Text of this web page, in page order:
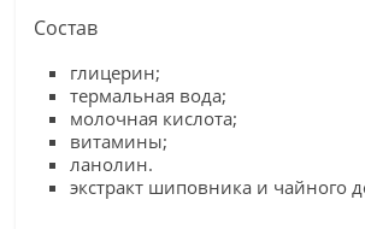
Состав
глицерин;
термальная вода;
молочная кислота;
витамины;
ланолин.
экстракт шиповника и чайного